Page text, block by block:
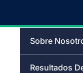
Sobre
Resultados